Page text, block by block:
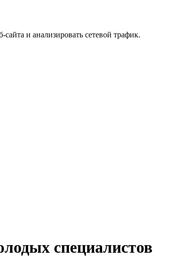
и анализировать сетевой трафик.
специалистов